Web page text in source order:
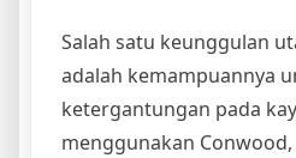
Salah satu keunggulan
adalah kemampuannya
ketergantungan pada
menggunakan